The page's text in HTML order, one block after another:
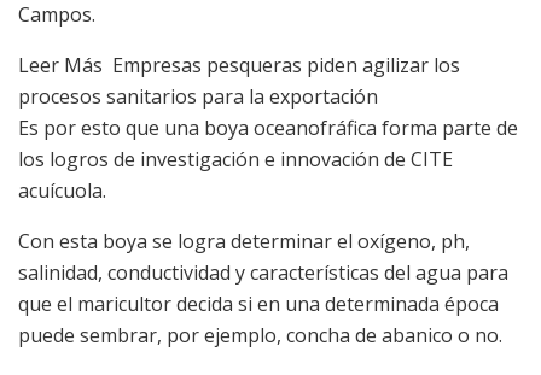
Campos.
Leer Más Empresas pesqueras piden agilizar los
procesos sanitarios para la exportación
Es por esto que una boya oceanofráfica forma parte de
los logros de investigación e innovación de CITE
acuícuola.
Con esta boya se logra determinar el oxígeno, ph,
salinidad, conductividad y características del agua para
que el maricultor decida si en una determinada época
puede sembrar, por ejemplo, concha de abanico o no.